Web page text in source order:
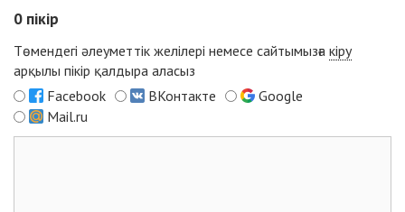
0 пікір
Төмендегі әлеуметтік желілері немесе сайтымызға кіру
арқылы пікір қалдыра аласыз
Facebook
ВКонтакте
Google
Mail.ru